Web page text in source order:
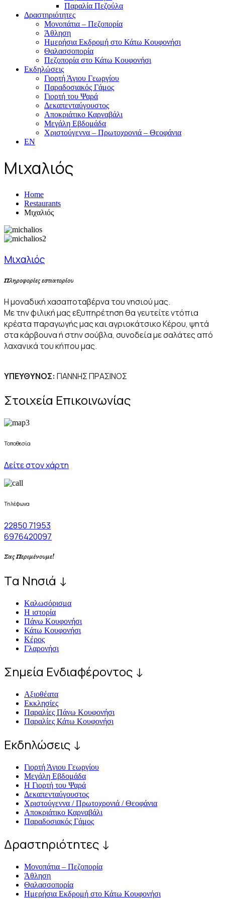
Παραλία Πεζούλα
Δραστηριότητες
Μονοπάτια – Πεζοπορία
Άθληση
Ημερήσια Εκδρομή στο Κάτω Κουφονήσι
Θαλασσοπορία
Πεζοπορία στο Κάτω Κουφονήσι
Εκδηλώσεις
Γιορτή Άγιου Γεωργίου
Παραδοσιακός Γάμος
Γιορτή του Ψαρά
Δεκαπενταύγουστος
Αποκριάτικο Καρναβάλι
Μεγάλη Εβδομάδα
Χριστούγεννα – Πρωτοχρονιά – Θεοφάνια
EN
Μιχαλιός
Home
Restaurants
Μιχαλιός
Μιχαλιός
Πληροφορίες εστιατορίου​
Η μοναδική χασαποταβέρνα του νησιού μας.
Με την φιλική μας εξυπηρέτηση θα γευτείτε ντόπια
κρέατα παραγωγής μας και αγριοκάτσικο Κέρου, ψητά
στα κάρβουνα ή στην σούβλα, συνοδεία με σαλάτες από
λαχανικά του κήπου μας.
ΥΠΕΥΘΥΝΟΣ: ΓΙΑΝΝΗΣ ΠΡΑΣΙΝΟΣ
Στοιχεία Επικοινωνίας
Τοποθεσία
Δείτε στον χάρτη
Τηλέφωνα
22850 71953
6976420097
Σας Περιμένουμε!
Tα Νησιά ↓
Kαλωσόρισμα
Η ιστορία
Πάνω Κουφονήσι
Κάτω Κουφονήσι
Κέρος
Γλαρονήσι
Σημεία Ενδιαφέροντος ↓
Αξιοθέατα
Εκκλησίες
Παραλίες Πάνω Κουφονήσι
Παραλίες Κάτω Κουφονήσι
Εκδηλώσεις ↓
Γιορτή Άγιου Γεωργίου
Μεγάλη Εβδομάδα
Η Γιορτή του Ψαρά
Δεκαπενταύγουστος
Χριστούγεννα / Πρωτοχρονιά / Θεοφάνια
Αποκριάτικο Καρναβάλι
Παραδοσιακός Γάμος
Δραστηριότητες ↓
Μονοπάτια – Πεζοπορία
Άθληση
Θαλασσοπορία
Ημερήσια Εκδρομή στο Κάτω Κουφονήσι